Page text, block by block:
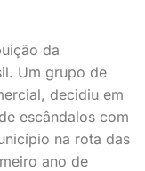
da
Um grupo de
decidiu em
escândalos com
na rota das
ano de